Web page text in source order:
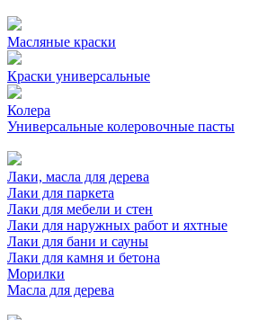
Масляные краски
Краски универсальные
Колера
Универсальные колеровочные пасты
Лаки, масла для дерева
Лаки для паркета
Лаки для мебели и стен
Лаки для наружных работ и яхтные
Лаки для бани и сауны
Лаки для камня и бетона
Морилки
Масла для дерева